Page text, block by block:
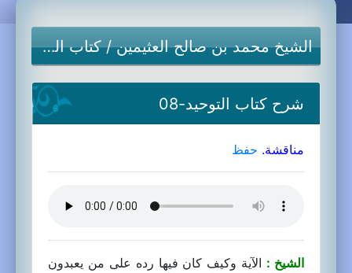
الشيخ محمد بن صالح العثيمين/كتاب التوحيد
شرح كتاب التوحيد-08
مناقشة. حفظ
الشيخ : الآية وكيف كان فيها رده على من يعبدون